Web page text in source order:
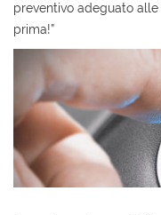
PROMO FIN-LIGHT
CONTATTI
CHI SIAMO
preventivo adeguato
prima!”